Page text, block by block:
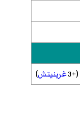
(+3 غرينيتش)